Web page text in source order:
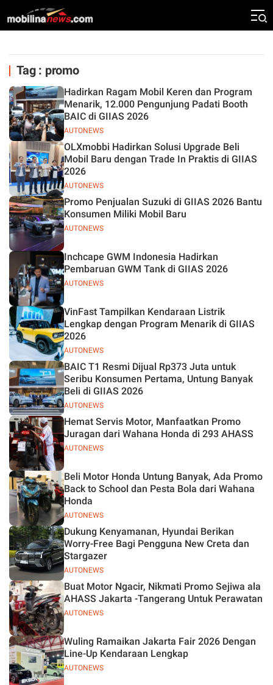
Tag : promo
AUTONEWS
Hadirkan Ragam Mobil Keren dan Program
Menarik, 12.000 Pengunjung Padati Booth
BAIC di GIIAS 2026
AUTONEWS
OLXmobbi Hadirkan Solusi Upgrade Beli
Mobil Baru dengan Trade In Praktis di GIIAS
2026
AUTONEWS
Promo Penjualan Suzuki di GIIAS 2026 Bantu
Konsumen Miliki Mobil Baru
AUTONEWS
Inchcape GWM Indonesia Hadirkan
Pembaruan GWM Tank di GIIAS 2026
AUTONEWS
VinFast Tampilkan Kendaraan Listrik
Lengkap dengan Program Menarik di GIIAS
2026
AUTONEWS
BAIC T1 Resmi Dijual Rp373 Juta untuk
Seribu Konsumen Pertama, Untung Banyak
Beli di GIIAS 2026
AUTONEWS
Hemat Servis Motor, Manfaatkan Promo
Juragan dari Wahana Honda di 293 AHASS
AUTONEWS
Beli Motor Honda Untung Banyak, Ada Promo
Back to School dan Pesta Bola dari Wahana
Honda
AUTONEWS
Dukung Kenyamanan, Hyundai Berikan
Worry-Free Bagi Pengguna New Creta dan
Stargazer
AUTONEWS
Buat Motor Ngacir, Nikmati Promo Sejiwa ala
AHASS Jakarta -Tangerang Untuk Perawatan
AUTONEWS
Wuling Ramaikan Jakarta Fair 2026 Dengan
Line-Up Kendaraan Lengkap